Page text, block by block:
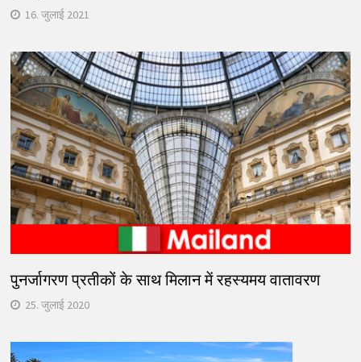
16. जुलाई 2021
पुनर्जागरण प्रतीकों के साथ मिलान में रहस्यमय वातावरण
25. जुलाई 2020